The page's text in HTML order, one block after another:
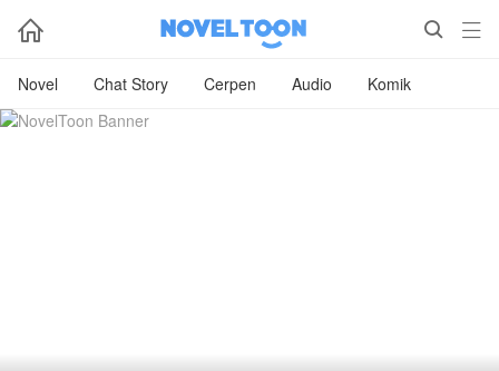
  
Novel Chat Story Cerpen Audio Komik